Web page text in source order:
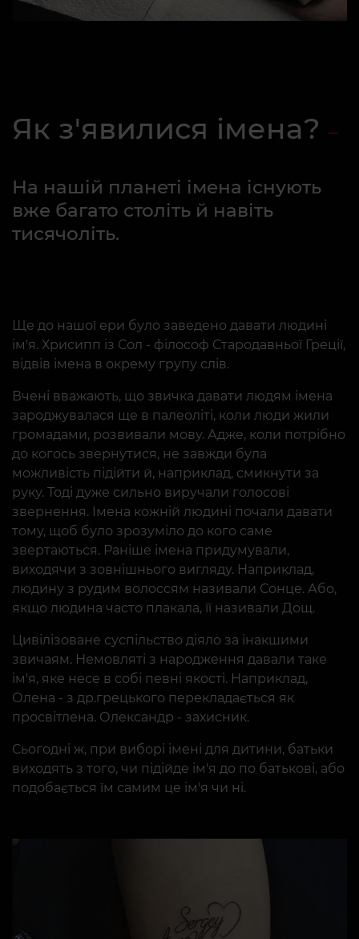
Як з'явилися імена?
На нашій планеті імена існують
вже багато століть й навіть
тисячоліть.
Ще до нашої ери було заведено давати людині
ім'я. Хрисипп із Сол - філософ Стародавньої Греції,
відвів імена в окрему групу слів.
Вчені вважають, що звичка давати людям імена
зароджувалася ще в палеоліті, коли люди жили
громадами, розвивали мову. Адже, коли потрібно
до когось звернутися, не завжди була
можливість підійти й, наприклад, смикнути за
руку. Тоді дуже сильно виручали голосові
звернення. Імена кожній людині почали давати
тому, щоб було зрозуміло до кого саме
звертаються. Раніше імена придумували,
виходячи з зовнішнього вигляду. Наприклад,
людину з рудим волоссям називали Сонце. Або,
якщо людина часто плакала, її називали Дощ.
Цивілізоване суспільство діяло за інакшими
звичаям. Немовляті з народження давали таке
ім'я, яке несе в собі певні якості. Наприклад,
Олена - з др.грецького перекладається як
просвітлена. Олександр - захисник.
Сьогодні ж, при виборі імені для дитини, батьки
виходять з того, чи підійде ім'я до по батькові, або
подобається їм самим це ім'я чи ні.